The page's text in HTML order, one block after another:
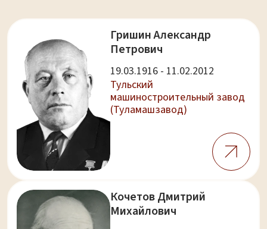
Гришин Александр
Петрович
19.03.1916 - 11.02.2012
Тульский
машиностроительный завод
(Туламашзавод)
Кочетов Дмитрий
Михайлович